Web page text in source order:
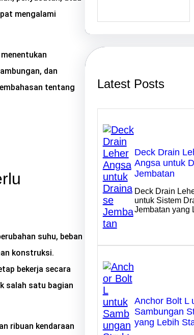
mengalami
dan
tentang
suhu, beban
konstruksi.
bekerja secara
salah satu bagian
ribuan kendaraan
c
Latest Posts
Deck Drain
Angsa untuk
Jembatan
Deck Drain
untuk Sistem
Jembatan yang
Anchor Bolt L
Sambungan
yang Lebih